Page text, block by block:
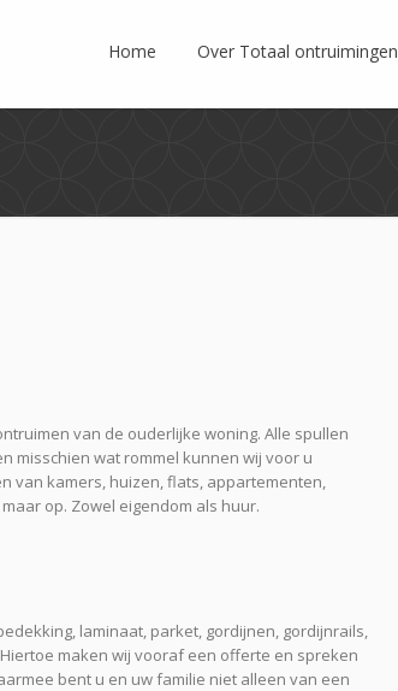
Home Over Totaal ontruimingen
van de ouderlijke woning. Alle spullen
misschien wat rommel kunnen wij voor u
van kamers, huizen, flats, appartementen,
op. Zowel eigendom als huur.
laminaat, parket, gordijnen, gordijnrails,
maken wij vooraf een offerte en spreken
bent u en uw familie niet alleen van een